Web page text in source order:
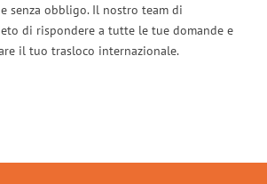
senza obbligo. Il nostro team di
di rispondere a tutte le tue domande e
il tuo trasloco internazionale.